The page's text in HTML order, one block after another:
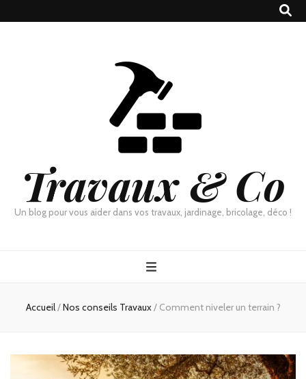
Travaux & Co
Un blog pour vous aider dans vos travaux, jardinage, bricolage, déco !
Accueil/Nos conseils Travaux/ Comment niveler un terrain ?